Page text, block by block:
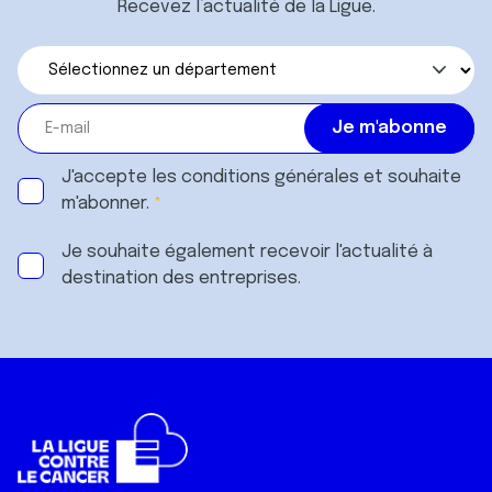
Recevez l’actualité de la Ligue.
J'accepte les conditions générales et souhaite
m'abonner.
Je souhaite également recevoir l'actualité à
destination des entreprises.